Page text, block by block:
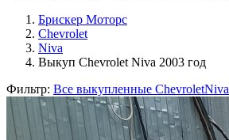
Брискер Моторс
Chevrolet
Niva
Выкуп Chevrolet Niva 2003 год
Фильтр: Все выкупленные ChevroletNiva